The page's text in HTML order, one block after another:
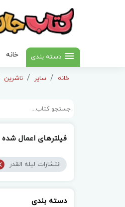
دسته بندی خانه
خانه سایر ناشرین
فیلترهای اعمال شده
انتشارات لیله القدر
دسته بندی